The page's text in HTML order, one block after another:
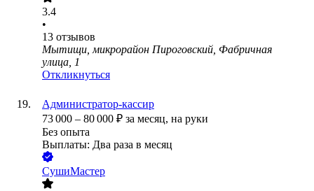
3.4
•
13 отзывов
Мытищи, микрорайон Пироговский, Фабричная
улица, 1
Откликнуться
Администратор-кассир
73 000 – 80 000 ₽ за месяц, на руки
Без опыта
Выплаты: Два раза в месяц
СушиМастер